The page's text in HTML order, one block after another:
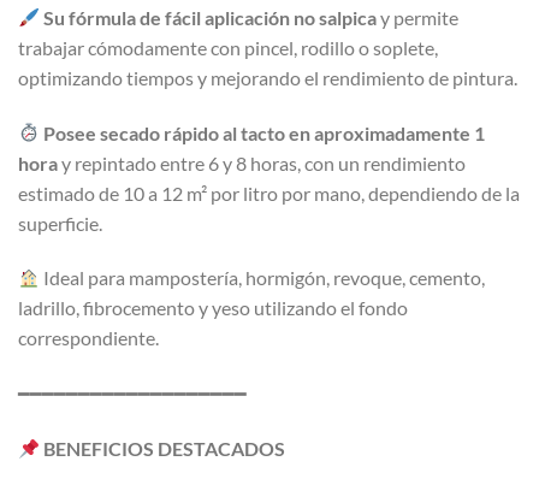
Su fórmula de fácil aplicación no salpicay permite
trabajar cómodamente con pincel, rodillo o soplete,
optimizando tiempos y mejorando el rendimiento de pintura.
Posee secado rápido al tacto en aproximadamente 1
horay repintado entre 6 y 8 horas, con un rendimiento
estimado de 10 a 12 m² por litro por mano, dependiendo de la
superficie.
Ideal para mampostería, hormigón, revoque, cemento,
ladrillo, fibrocemento y yeso utilizando el fondo
correspondiente.
━━━━━━━━━━━━━━━━━━━
BENEFICIOS DESTACADOS